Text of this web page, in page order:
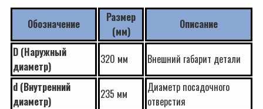
Обозначение
Размер
(мм)
Описание
D (Наружный
диаметр)
320 мм
Внешний габарит детали
d (Внутренний
диаметр)
235 мм
Диаметр посадочного
отверстия